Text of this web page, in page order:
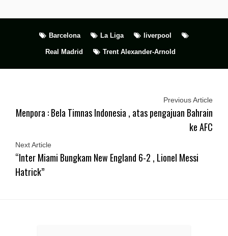
Barcelona La Liga liverpool
Real Madrid Trent Alexander-Arnold
Previous Article
Menpora : Bela Timnas Indonesia , atas pengajuan Bahrain
ke AFC
Next Article
“Inter Miami Bungkam New England 6-2 , Lionel Messi
Hatrick”